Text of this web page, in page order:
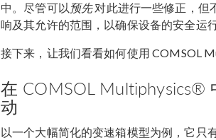
中。尽管可以 预先对此进行一些修正，但
响及其允许的范围，以确保设备的安全运行
接下来，让我们看看如何使用 COMSOL
在 COMSOL Multiphysics®
动
以一个大幅简化的变速箱模型为例，它只